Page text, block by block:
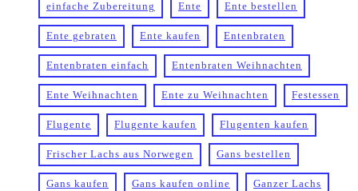
einfache Zubereitung Ente Ente bestellen
Ente gebraten Ente kaufen Entenbraten
Entenbraten einfach Entenbraten Weihnachten
Ente Weihnachten Ente zu Weihnachten Festessen
Flugente Flugente kaufen Flugenten kaufen
Frischer Lachs aus Norwegen Gans bestellen
Gans kaufen Gans kaufen online Ganzer Lachs